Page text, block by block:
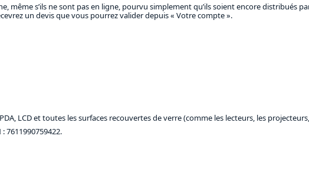
même s’ils ne sont pas en ligne, pourvu simplement qu’ils soient encore distribués
un devis que vous pourrez valider depuis « Votre compte ».
LCD et toutes les surfaces recouvertes de verre (comme les lecteurs, les
: 7611990759422.